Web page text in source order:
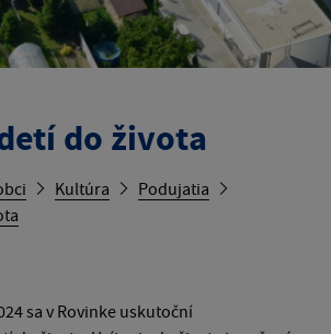
do života
Kultúra
Podujatia
sa v Rovinke uskutoční